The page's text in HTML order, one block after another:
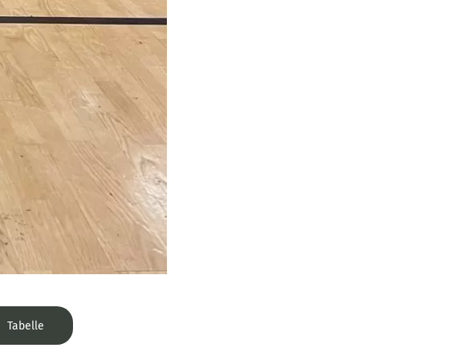
Tabelle